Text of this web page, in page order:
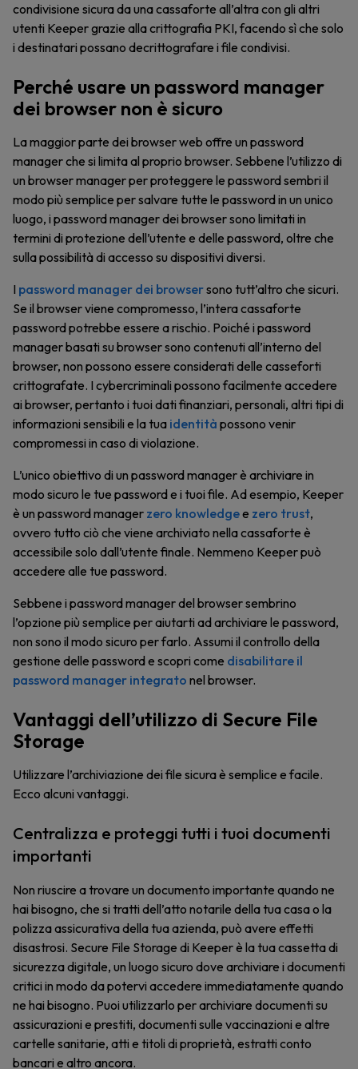
condivisione sicura da una cassaforte all’altra con gli altri
utenti Keeper grazie alla crittografia PKI, facendo sì che solo
i destinatari possano decrittografare i file condivisi.
Perché usare un password manager
dei browser non è sicuro
La maggior parte dei browser web offre un password
manager che si limita al proprio browser. Sebbene l’utilizzo di
un browser manager per proteggere le password sembri il
modo più semplice per salvare tutte le password in un unico
luogo, i password manager dei browser sono limitati in
termini di protezione dell’utente e delle password, oltre che
sulla possibilità di accesso su dispositivi diversi.
I password manager dei browsersono tutt’altro che sicuri.
Se il browser viene compromesso, l’intera cassaforte
password potrebbe essere a rischio. Poiché i password
manager basati su browser sono contenuti all’interno del
browser, non possono essere considerati delle casseforti
crittografate. I cybercriminali possono facilmente accedere
ai browser, pertanto i tuoi dati finanziari, personali, altri tipi di
informazioni sensibili e la tua identità possono venir
compromessi in caso di violazione.
L’unico obiettivo di un password manager è archiviare in
modo sicuro le tue password e i tuoi file. Ad esempio, Keeper
è un password manager zero knowledgee zero trust,
ovvero tutto ciò che viene archiviato nella cassaforte è
accessibile solo dall’utente finale. Nemmeno Keeper può
accedere alle tue password.
Sebbene i password manager del browser sembrino
l’opzione più semplice per aiutarti ad archiviare le password,
non sono il modo sicuro per farlo. Assumi il controllo della
gestione delle password e scopri come disabilitare il
password manager integrato nel browser.
Vantaggi dell’utilizzo di Secure File
Storage
Utilizzare l’archiviazione dei file sicura è semplice e facile.
Ecco alcuni vantaggi.
Centralizza e proteggi tutti i tuoi documenti
importanti
Non riuscire a trovare un documento importante quando ne
hai bisogno, che si tratti dell’atto notarile della tua casa o la
polizza assicurativa della tua azienda, può avere effetti
disastrosi. Secure File Storage di Keeper è la tua cassetta di
sicurezza digitale, un luogo sicuro dove archiviare i documenti
critici in modo da potervi accedere immediatamente quando
ne hai bisogno. Puoi utilizzarlo per archiviare documenti su
assicurazioni e prestiti, documenti sulle vaccinazioni e altre
cartelle sanitarie, atti e titoli di proprietà, estratti conto
bancari e altro ancora.